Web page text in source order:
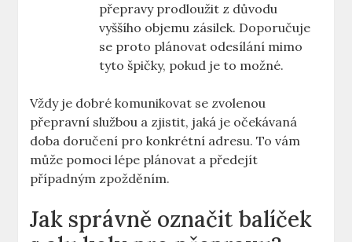
přepravy prodloužit z důvodu
vyššího objemu zásilek. Doporučuje
se proto plánovat odesílání mimo
tyto špičky, pokud je to možné.
Vždy je dobré komunikovat se zvolenou
přepravní službou a zjistit, jaká je očekávaná
doba doručení pro konkrétní adresu. To vám
může pomoci lépe plánovat a předejít
případným zpožděním.
Jak správně označit balíček